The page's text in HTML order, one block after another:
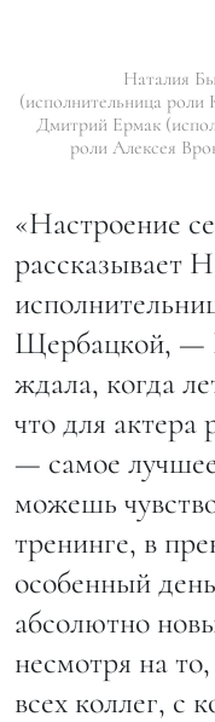
Наталия
(исполнительница роли
Дмитрий Ермак
роли Алексея
«Настроение
рассказывает
Щербацкой, —
ждала, когда
что для
— самое
можешь
тренинге, в
особенный
абсолютно
несмотря на
всех коллег, с